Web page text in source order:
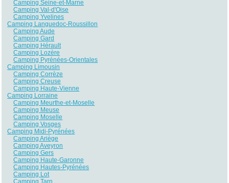
Camping Seine-et-Marne
Camping Val-d'Oise
Camping Yvelines
Camping Languedoc-Roussillon
Camping Aude
Camping Gard
Camping Hérault
Camping Lozère
Camping Pyrénées-Orientales
Camping Limousin
Camping Corrèze
Camping Creuse
Camping Haute-Vienne
Camping Lorraine
Camping Meurthe-et-Moselle
Camping Meuse
Camping Moselle
Camping Vosges
Camping Midi-Pyrénées
Camping Ariège
Camping Aveyron
Camping Gers
Camping Haute-Garonne
Camping Hautes-Pyrénées
Camping Lot